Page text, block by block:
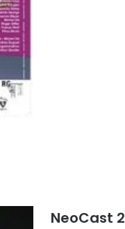
NeoCast 2